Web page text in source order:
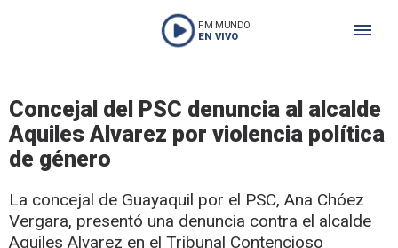
FM MUNDO
EN VIVO
Concejal del PSC denuncia al alcalde
Aquiles Alvarez por violencia política
de género
La concejal de Guayaquil por el PSC, Ana Chóez
Vergara, presentó una denuncia contra el alcalde
Aquiles Alvarez en el Tribunal Contencioso